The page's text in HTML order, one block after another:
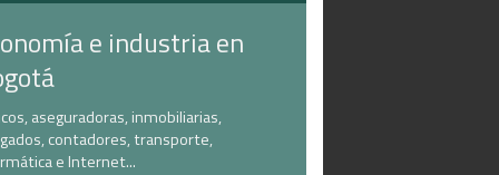
e industria en
aseguradoras, inmobiliarias,
contadores, transporte,
e Internet...